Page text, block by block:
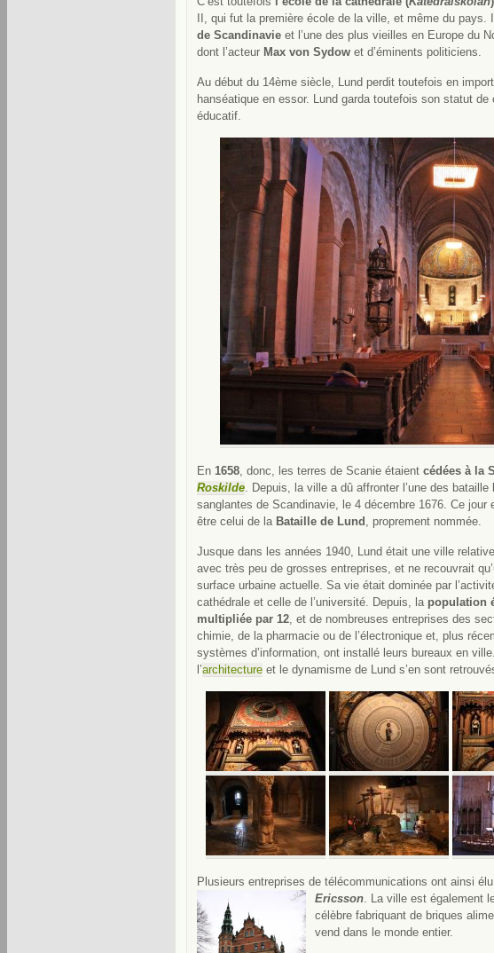
II, qui fut la première école de la ville, et même du pays.
de Scandinavie et l’une des plus vieilles en Europe du
dont l’acteur Max von Sydow et d’éminents politiciens.
Au début du 14ème siècle, Lund perdit toutefois en
hanséatique en essor. Lund garda toutefois son statut
éducatif.
En 1658, donc, les terres de Scanie étaient cédées à la
Roskilde. Depuis, la ville a dû affronter l’une des bataille
sanglantes de Scandinavie, le 4 décembre 1676. Ce jour
être celui de la Bataille de Lund , proprement nommée.
Jusque dans les années 1940, Lund était une ville
avec très peu de grosses entreprises, et ne recouvrait
surface urbaine actuelle. Sa vie était dominée par
cathédrale et celle de l’université. Depuis, la population
multipliée par 12, et de nombreuses entreprises des
chimie, de la pharmacie ou de l’électronique et, plus
systèmes d’information, ont installé leurs bureaux en
l’architecture et le dynamisme de Lund s’en sont
Plusieurs entreprises de télécommunications ont ainsi
Ericsson. La ville est également
célèbre fabriquant de briques
vend dans le monde entier.